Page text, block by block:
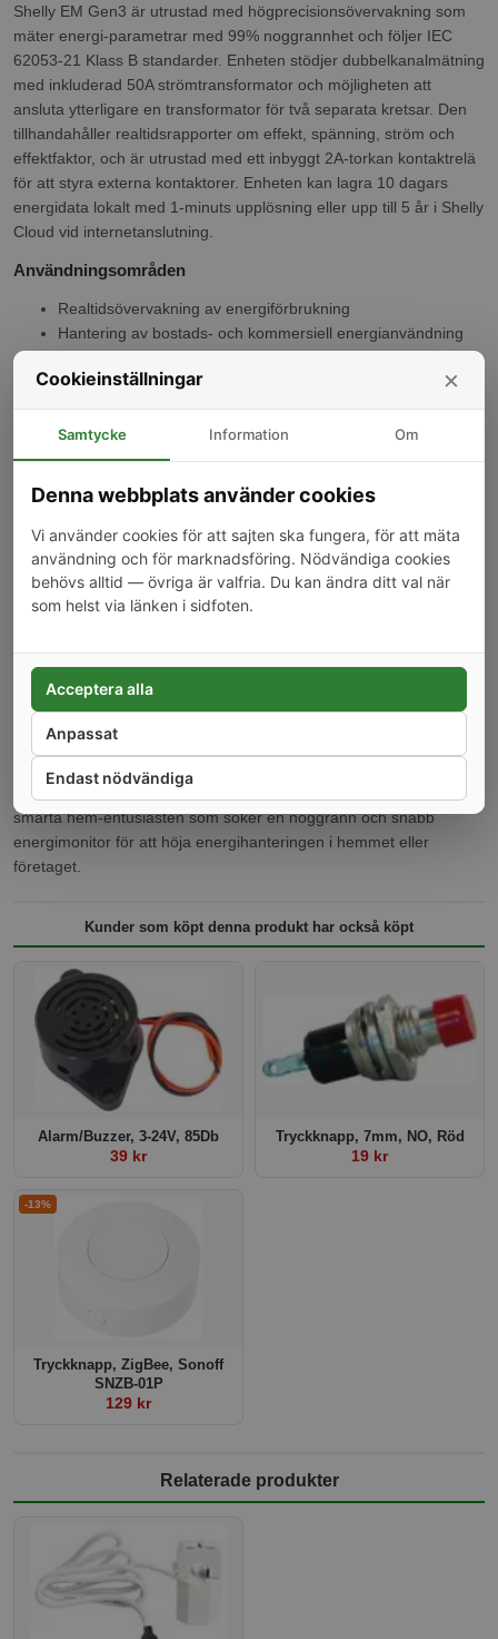
Shelly EM Gen3 är utrustad med högprecisionsövervakning som
mäter energi-parametrar med 99% noggrannhet och följer IEC
62053-21 Klass B standarder. Enheten stödjer dubbelkanalmätning
med inkluderad 50A strömtransformator och möjligheten att
ansluta ytterligare en transformator för två separata kretsar. Den
tillhandahåller realtidsrapporter om effekt, spänning, ström och
effektfaktor, och är utrustad med ett inbyggt 2A-torkan kontaktrelä
för att styra externa kontaktorer. Enheten kan lagra 10 dagars
energidata lokalt med 1-minuts upplösning eller upp till 5 år i Shelly
Cloud vid internetanslutning.
Användningsområden
Realtidsövervakning av energiförbrukning
Hantering av bostads- och kommersiell energianvändning
Styrning av externa kontaktorer genom inbyggda reläer
Högprecision övervakning med 99% noggrannhet
Dubbelkanal med stöd för upp till två strömtransformatorer
Realtidsdatainsamling av effekt, spänning, ström och
effektfaktor
Inbyggd 2A-torkan kontaktrelä för styrning av större laster
Lokalt datalagring av energiförbrukning i 1-minuts intervaller
Avancerad anslutning via 2.4 GHz WiFi och Bluetooth
Bred kompatibilitet med över 200 smarta hem-plattformar
Kompakt design för enkelt installations
Säker kommunikation genom stöd för MQTT, HTTP och
WebSocket med TLS-kryptering
Inbyggd realtidsklocka för tidshållning utan SNTP
Shelly EM Gen3 är den perfekta lösningen för elektrikern eller
smarta hem-entusiasten som söker en noggrann och snabb
energimonitor för att höja energihanteringen i hemmet eller
företaget.
Kunder som köpt denna produkt har också köpt
Alarm/Buzzer, 3-24V, 85Db
39 kr
Tryckknapp, 7mm, NO, Röd
19 kr
-13%
Tryckknapp, ZigBee, Sonoff
SNZB-01P
129 kr
Relaterade produkter
Cookieinställningar ×
Samtycke Information Om
Denna webbplats använder cookies
Vi använder cookies för att sajten ska fungera, för att mäta
användning och för marknadsföring. Nödvändiga cookies
behövs alltid — övriga är valfria. Du kan ändra ditt val när
som helst via länken i sidfoten.
Endast nödvändiga
Anpassat
Acceptera alla